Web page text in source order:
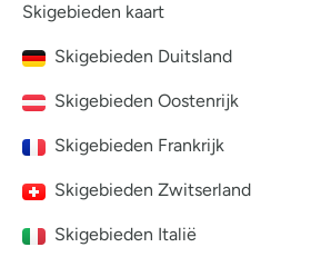
Skigebieden kaart
Skigebieden Duitsland
Skigebieden Oostenrijk
Skigebieden Frankrijk
Skigebieden Zwitserland
Skigebieden Italië